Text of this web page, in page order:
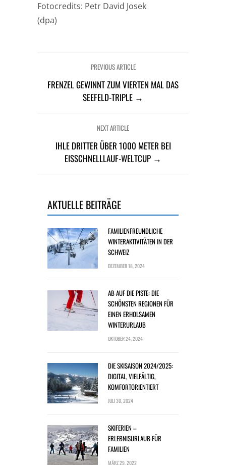
Fotocredits: Petr David Josek
(dpa)
PREVIOUS ARTICLE
FRENZEL GEWINNT ZUM VIERTEN MAL DAS
SEEFELD-TRIPLE →
NEXT ARTICLE
IHLE DRITTER ÜBER 1000 METER BEI
EISSCHNELLLAUF-WELTCUP →
AKTUELLE BEITRÄGE
FAMILIENFREUNDLICHE
WINTERAKTIVITÄTEN IN DER
SCHWEIZ
DEZEMBER 18, 2024
AB AUF DIE PISTE: DIE
SCHÖNSTEN REGIONEN FÜR
EINEN ERHOLSAMEN
WINTERURLAUB
OKTOBER 24, 2024
DIE SKISAISON 2024/2025:
DIGITAL, VIELFÄLTIG,
KOMFORTORIENTIERT
JULI 30, 2024
SKIFERIEN –
ERLEBNISURLAUB FÜR
FAMILIEN
MÄRZ 29, 2022